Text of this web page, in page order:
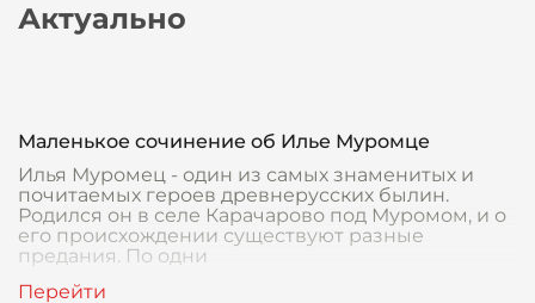
Актуально
Маленькое сочинение об Илье Муромце
Илья Муромец - один из самых знаменитых и
почитаемых героев древнерусских былин.
Родился он в селе Карачарово под Муромом, и о
его происхождении существуют разные
предания. По одни